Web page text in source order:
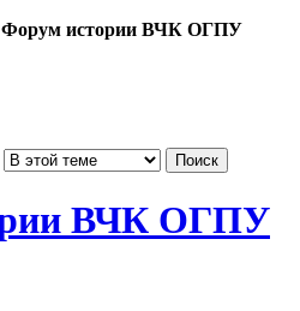
Форум истории ВЧК ОГПУ